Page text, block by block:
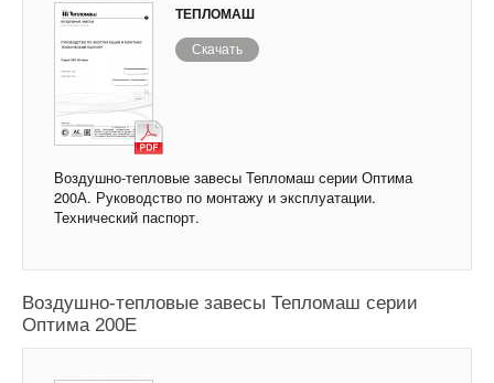
ТЕПЛОМАШ
Скачать
Воздушно-тепловые завесы Тепломаш серии Оптима
200А. Руководство по монтажу и эксплуатации.
Технический паспорт.
Воздушно-тепловые завесы Тепломаш серии
Оптима 200Е